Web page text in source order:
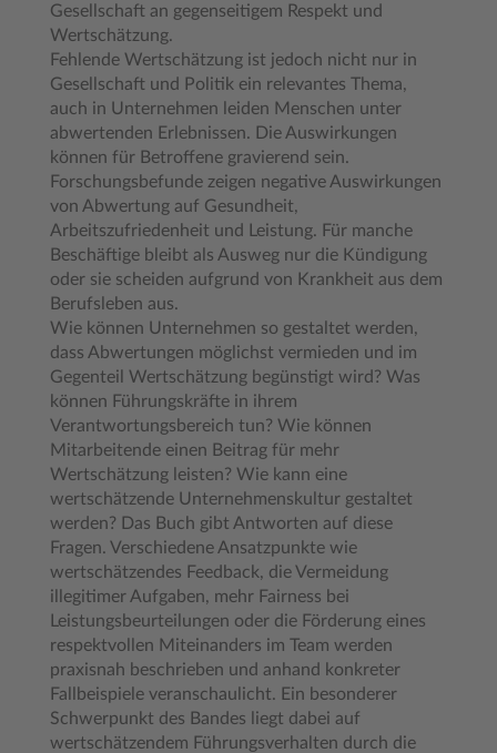
Gesellschaft an gegenseitigem Respekt und
Wertschätzung.
Fehlende Wertschätzung ist jedoch nicht nur in
Gesellschaft und Politik ein relevantes Thema,
auch in Unternehmen leiden Menschen unter
abwertenden Erlebnissen. Die Auswirkungen
können für Betroffene gravierend sein.
Forschungsbefunde zeigen negative Auswirkungen
von Abwertung auf Gesundheit,
Arbeitszufriedenheit und Leistung. Für manche
Beschäftige bleibt als Ausweg nur die Kündigung
oder sie scheiden aufgrund von Krankheit aus dem
Berufsleben aus.
Wie können Unternehmen so gestaltet werden,
dass Abwertungen möglichst vermieden und im
Gegenteil Wertschätzung begünstigt wird? Was
können Führungskräfte in ihrem
Verantwortungsbereich tun? Wie können
Mitarbeitende einen Beitrag für mehr
Wertschätzung leisten? Wie kann eine
wertschätzende Unternehmenskultur gestaltet
werden? Das Buch gibt Antworten auf diese
Fragen. Verschiedene Ansatzpunkte wie
wertschätzendes Feedback, die Vermeidung
illegitimer Aufgaben, mehr Fairness bei
Leistungsbeurteilungen oder die Förderung eines
respektvollen Miteinanders im Team werden
praxisnah beschrieben und anhand konkreter
Fallbeispiele veranschaulicht. Ein besonderer
Schwerpunkt des Bandes liegt dabei auf
wertschätzendem Führungsverhalten durch die